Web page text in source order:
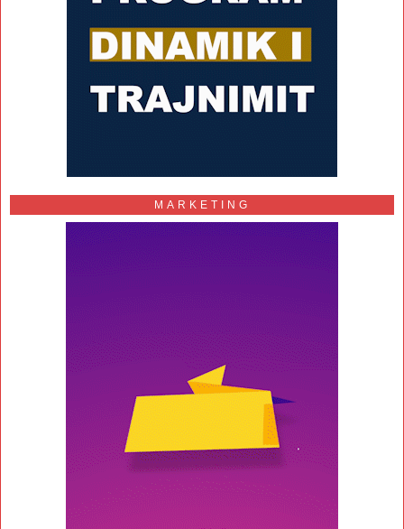
MARKETING